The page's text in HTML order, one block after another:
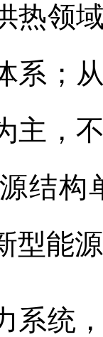
热领
系；
主，
结构
型能
系统